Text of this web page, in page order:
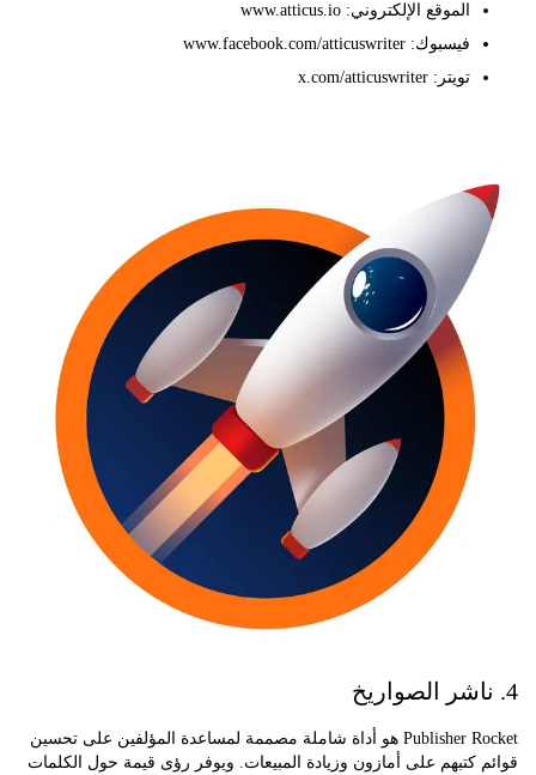
الموقع الإلكتروني: www.atticus.io
فيسبوك: www.facebook.com/atticuswriter
تويتر: x.com/atticuswriter
Publisher Rocket هو أداة شاملة مصممة لمساعدة المؤلفين على تحسين
كتبهم على أمازون وزيادة المبيعات. ويوفر رؤى قيمة حول الكلمات